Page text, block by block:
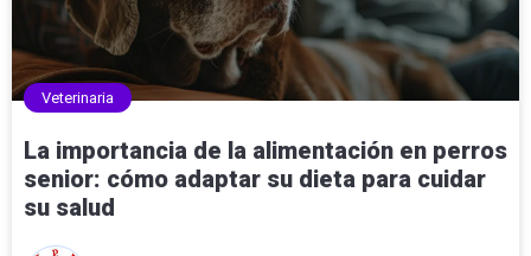
Veterinaria
La importancia de la alimentación en perros
senior: cómo adaptar su dieta para cuidar
su salud